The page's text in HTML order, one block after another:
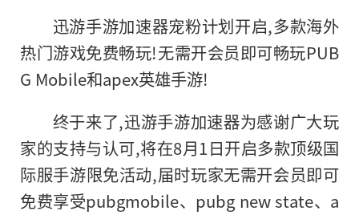
迅游手游加速器宠粉计划开启,多款海外
热门游戏免费畅玩!无需开会员即可畅玩PUB
G Mobile和apex英雄手游!
终于来了,迅游手游加速器为感谢广大玩
家的支持与认可,将在8月1日开启多款顶级国
际服手游限免活动,届时玩家无需开会员即可
免费享受pubgmobile、pubg new state、a